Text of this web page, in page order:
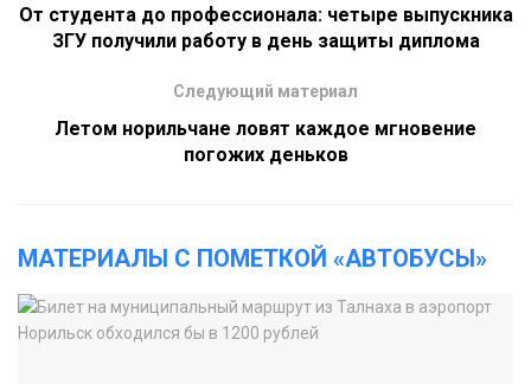
От студента до профессионала: четыре выпускника
ЗГУ получили работу в день защиты диплома
Следующий материал
Летом норильчане ловят каждое мгновение
погожих деньков
МАТЕРИАЛЫ С ПОМЕТКОЙ «АВТОБУСЫ»